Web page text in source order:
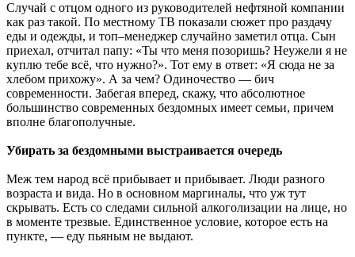
Случай с отцом одного из руководителей нефтяной компании
как раз такой. По местному ТВ показали сюжет про раздачу
еды и одежды, и топ–менеджер случайно заметил отца. Сын
приехал, отчитал папу: «Ты что меня позоришь? Неужели я не
куплю тебе всё, что нужно?». Тот ему в ответ: «Я сюда не за
хлебом прихожу». А за чем? Одиночество — бич
современности. Забегая вперед, скажу, что абсолютное
большинство современных бездомных имеет семьи, причем
вполне благополучные.
Убирать за бездомными выстраивается очередь
Меж тем народ всё прибывает и прибывает. Люди разного
возраста и вида. Но в основном маргиналы, что уж тут
скрывать. Есть со следами сильной алкоголизации на лице, но
в моменте трезвые. Единственное условие, которое есть на
пункте, — еду пьяным не выдают.